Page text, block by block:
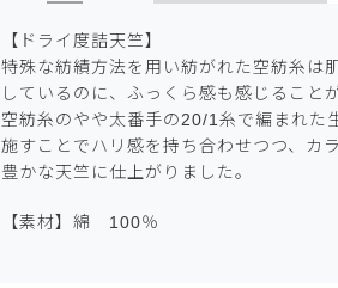
【ドライ度詰天竺】
特殊な紡績方法を用い紡がれた空紡糸は
しているのに、ふっくら感も感じること
空紡糸のやや太番手の20/1糸で編まれた
施すことでハリ感を持ち合わせつつ、カ
豊かな天竺に仕上がりました。
【素材】綿 100％